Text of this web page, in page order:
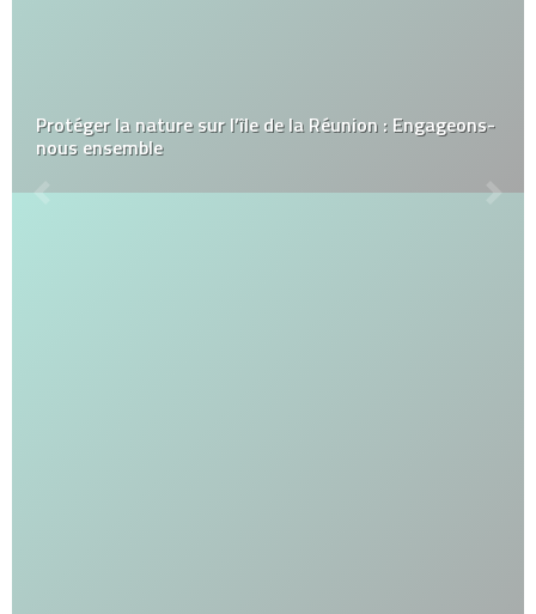
Protéger la nature sur l’île de la Réunion : Engageons-
nous ensemble